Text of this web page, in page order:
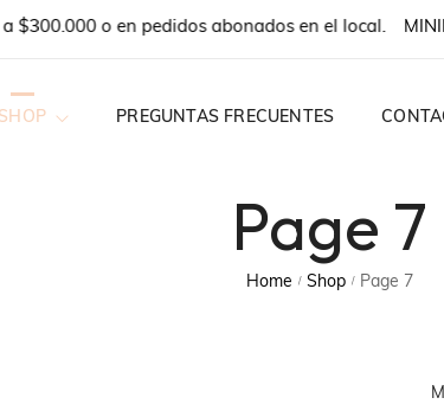
o en pedidos abonados en el local. MINIMO
SHOP PREGUNTAS FRECUENTES
Page 7
Home / Shop / Page 7